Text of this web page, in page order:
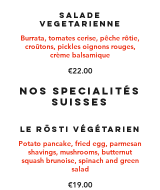
SALADE
VEGETARIENNE
Burrata, tomates cerise, pêche rôtie,
croûtons, pickles oignons rouges,
crème balsamique
€22.00
NOS SPECIALITÉS
SUISSES
LE RÖSTI VÉGÉTARIEN
Potato pancake, fried egg, parmesan
shavings, mushrooms, butternut
squash brunoise, spinach and green
salad
€19.00